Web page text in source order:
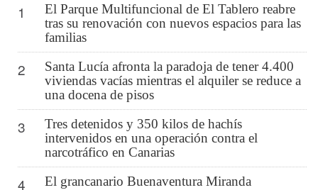
1
El Parque Multifuncional de El Tablero reabre
tras su renovación con nuevos espacios para las
familias
2
Santa Lucía afronta la paradoja de tener 4.400
viviendas vacías mientras el alquiler se reduce a
una docena de pisos
3
Tres detenidos y 350 kilos de hachís
intervenidos en una operación contra el
narcotráfico en Canarias
4
El grancanario Buenaventura Miranda